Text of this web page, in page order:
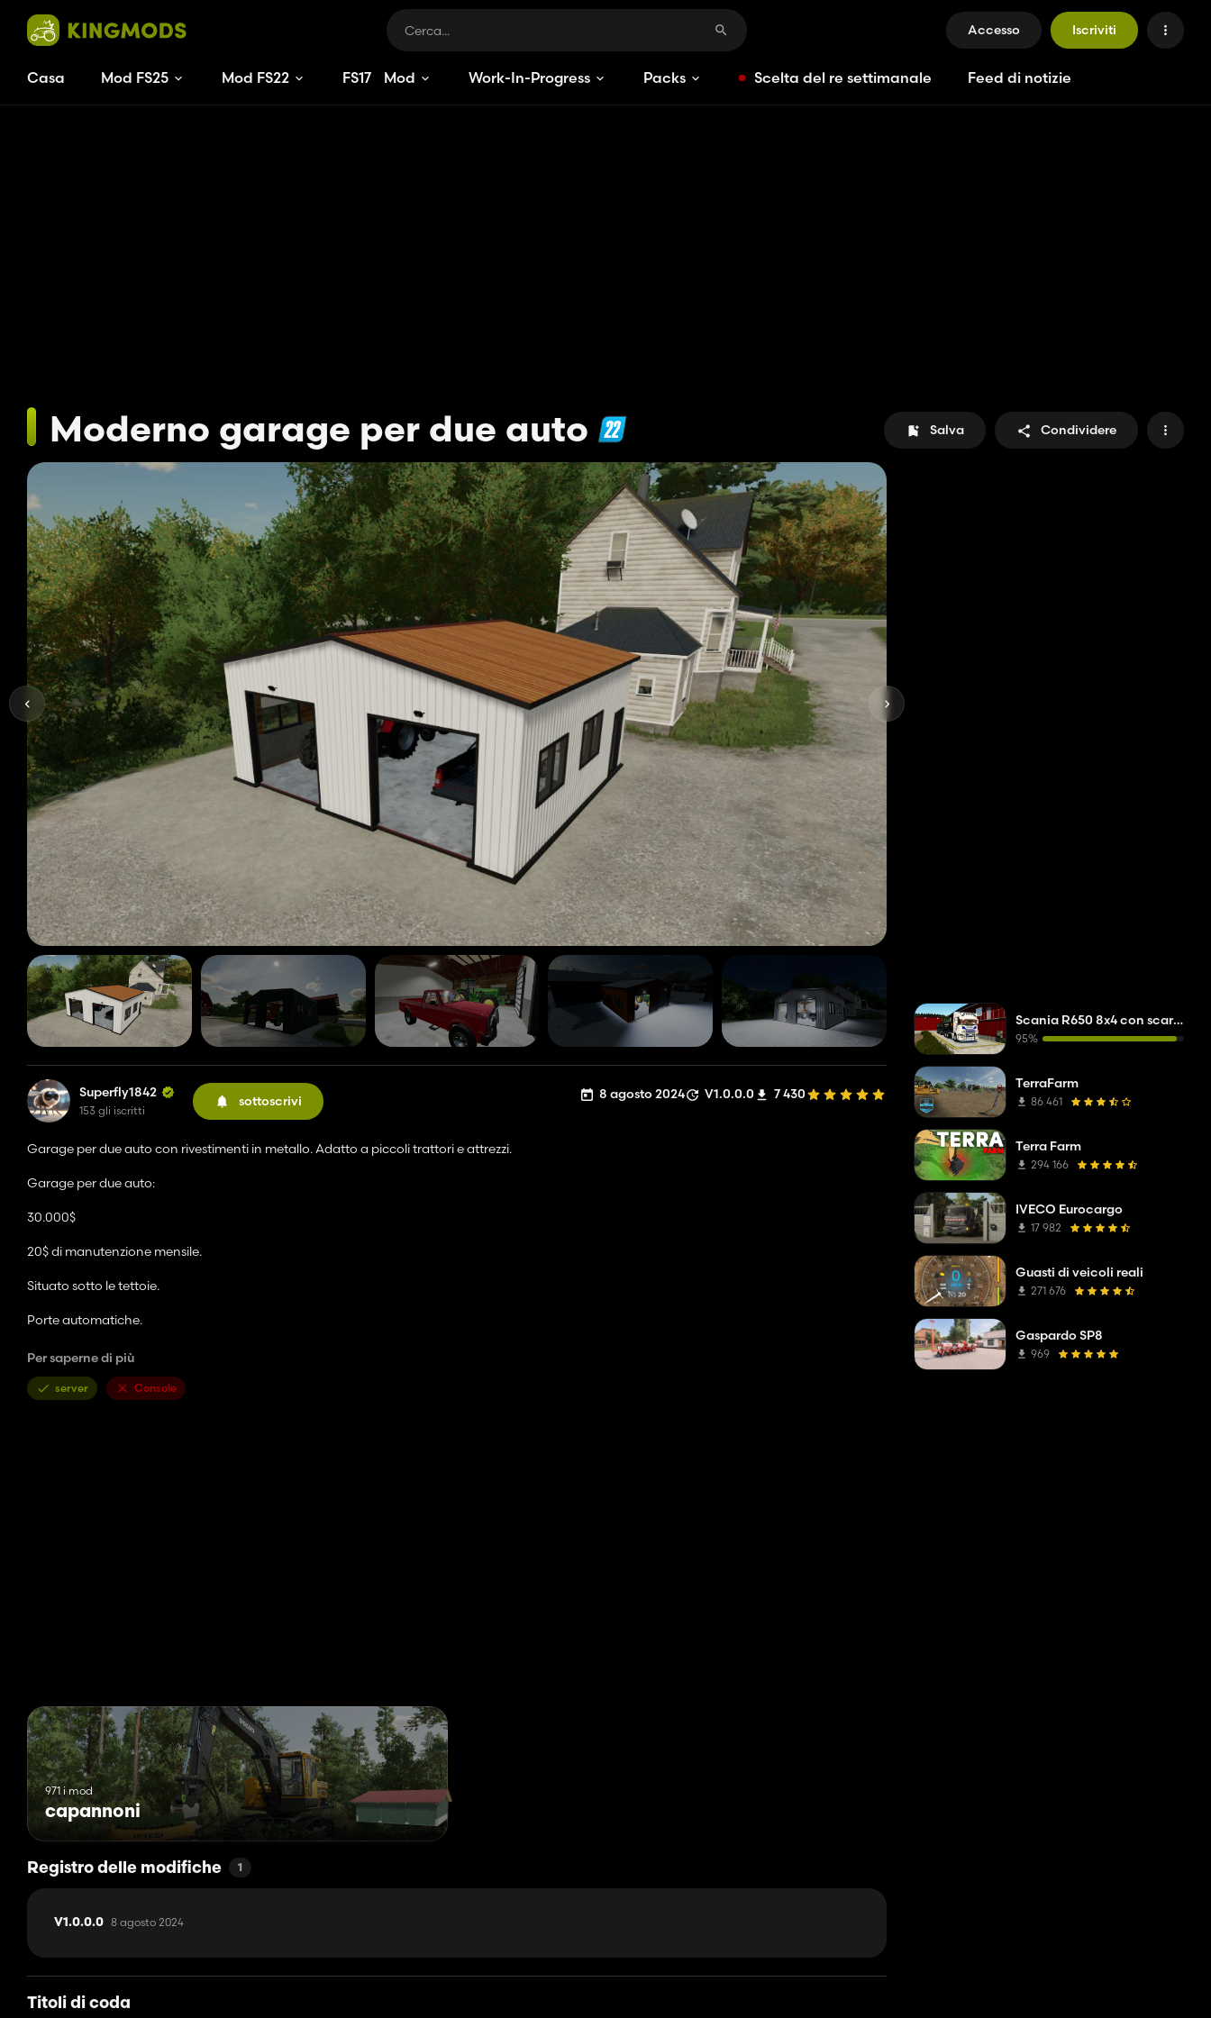
Accesso Iscriviti
Casa Mod FS25 Mod FS22 FS17 Mod Work-In-Progress Packs Scelta del re settimanale Feed di notizie
Moderno garage per due auto Salva Condividere
Superfly1842
153 gli iscritti
sottoscrivi 8 agosto 2024 V1.0.0.0 7 430
Garage per due auto con rivestimenti in metallo. Adatto a piccoli trattori e attrezzi.
Garage per due auto:
30.000$
20$ di manutenzione mensile.
Situato sotto le tettoie.
Porte automatiche.
Interruttore luci interne.
Tapparelle automatiche.
Per saperne di più
server Console
971 i mod
capannoni
Registro delle modifiche 1
V1.0.0.0 8 agosto 2024
Titoli di coda
Scania R650 8x4 con scarrabile Joab
95%
TerraFarm
86 461
Terra Farm
294 166
IVECO Eurocargo
17 982
Guasti di veicoli reali
271 676
Gaspardo SP8
969